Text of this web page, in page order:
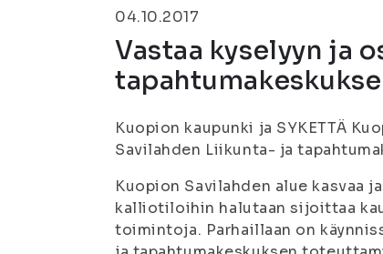
04.10.2017
Vastaa kyselyyn ja
Kuopion kaupunki ja SYKETTÄ
Savilahden Liikunta- ja
Kuopion Savilahden alue kasvaa
kalliotiloihin halutaan sijoittaa
toimintoja. Parhaillaan on